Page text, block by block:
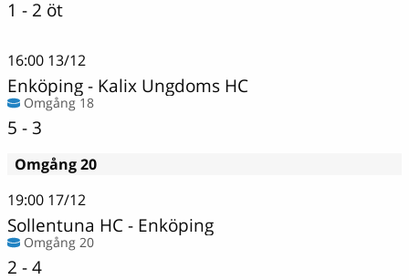
1 - 2 öt
16:00 13/12
Enköping- Kalix Ungdoms HC
Omgång 18
5 - 3
Omgång 20
19:00 17/12
Sollentuna HC- Enköping
Omgång 20
2 - 4